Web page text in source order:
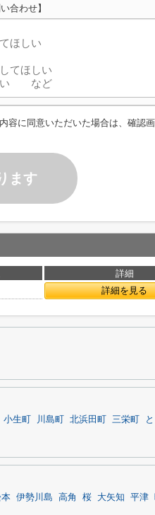
合わせ】
容に同意いただいた場合は、確認
ます
詳細
詳細を見る
小生町 川島町 北浜田町 三栄町
伊勢川島 高角 桜 大矢知 平津